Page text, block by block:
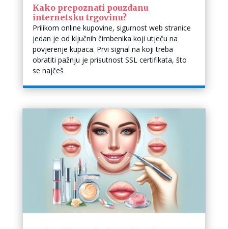
Kako prepoznati pouzdanu
internetsku trgovinu?
Prilikom online kupovine, sigurnost web stranice
jedan je od ključnih čimbenika koji utječu na
povjerenje kupaca. Prvi signal na koji treba
obratiti pažnju je prisutnost SSL certifikata, što
se najčeš